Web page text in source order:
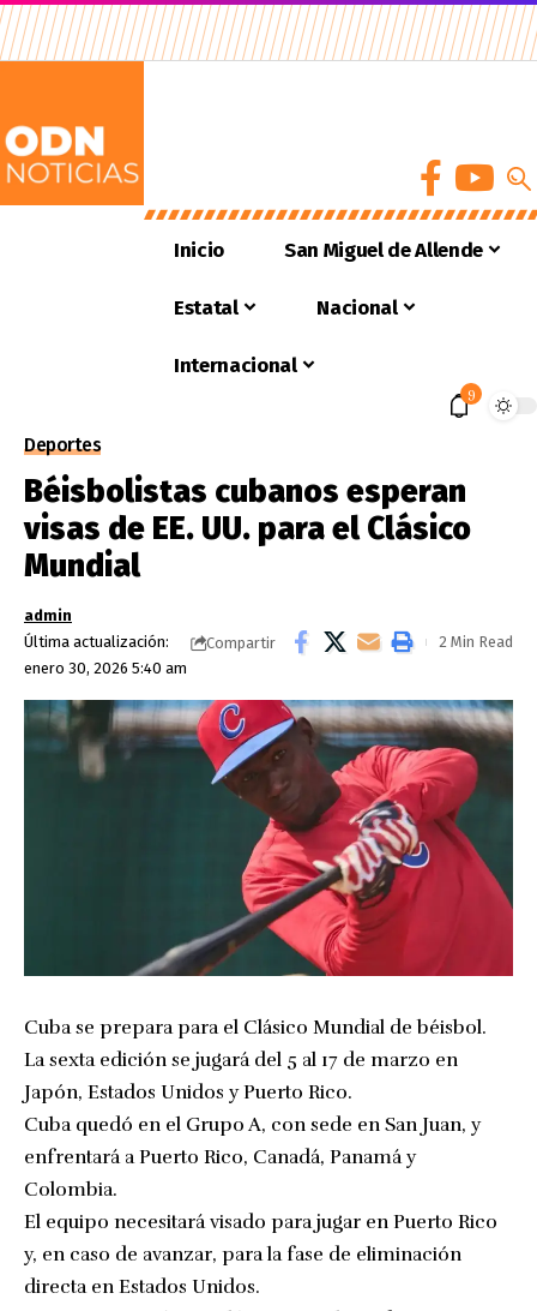
Inicio San Miguel de Allende
Estatal Nacional
Internacional
9
Deportes
Béisbolistas cubanos esperan
visas de EE. UU. para el Clásico
Mundial
Última actualización:
enero 30, 2026 5:40 am
admin
Compartir
2 Min Read
Cuba se prepara para el Clásico Mundial de béisbol.
La sexta edición se jugará del 5 al 17 de marzo en
Japón, Estados Unidos y Puerto Rico.
Cuba quedó en el Grupo A, con sede en San Juan, y
enfrentará a Puerto Rico, Canadá, Panamá y
Colombia.
El equipo necesitará visado para jugar en Puerto Rico
y, en caso de avanzar, para la fase de eliminación
directa en Estados Unidos.